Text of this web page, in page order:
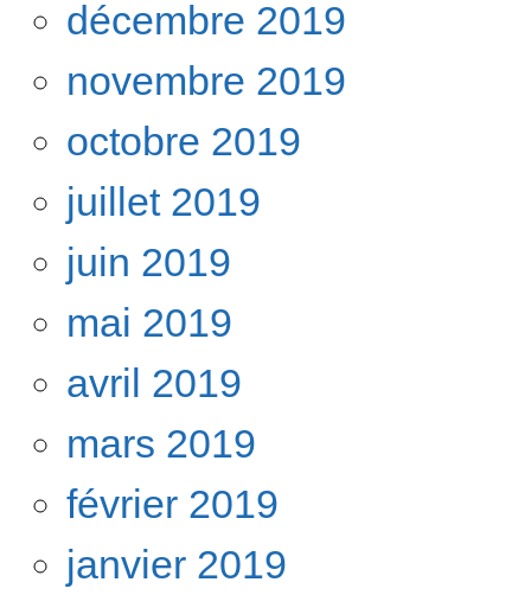
décembre 2019
novembre 2019
octobre 2019
juillet 2019
juin 2019
mai 2019
avril 2019
mars 2019
février 2019
janvier 2019